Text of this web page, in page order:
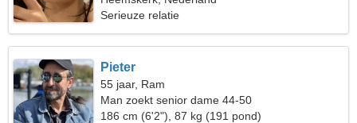
Serieuze relatie
Pieter
55 jaar, Ram
Man zoekt senior dame 44-50
186 cm (6'2"), 87 kg (191 pond)